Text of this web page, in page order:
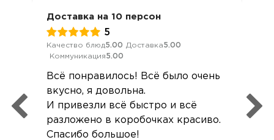
Доставка на 10 персон
5
Качество блюд5.00 Доставка5.00
Коммуникация5.00
Всё понравилось! Всё было очень
вкусно, я довольна.
И привезли всё быстро и всё
разложено в коробочках красиво.
Спасибо большое!